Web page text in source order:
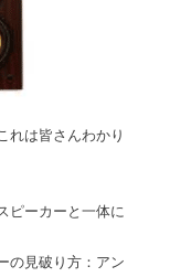
れは皆さんわかり
ピーカーと一体に
の見破り方：アン